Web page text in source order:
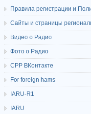
Правила регистрации и
Сайты и страницы
Видео о Радио
Фото о Радио
СРР ВКонтакте
For foreign hams
IARU-R1
IARU